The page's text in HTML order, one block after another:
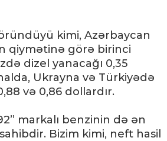
kimi, Azərbaycan
qiymətinə görə birinci
dizel yanacağı 0,35
Ukrayna və Türkiyədə
və 0,86 dollardır.
markalı benzinin də ən
Bizim kimi, neft hasil